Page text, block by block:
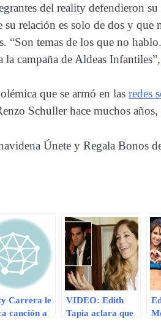
del reality defendieron
relación es solo de dos y que
“Son temas de los que no
campaña de Aldeas
que se armó en las redes
Schuller hace muchos
Únete y Regala Bonos
Carrera le
canción a
VIDEO: Edith
Tapia aclara que